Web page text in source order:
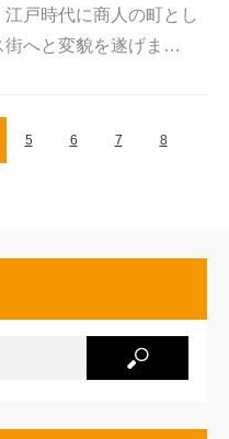
戸時代に商人の町とし
街へと変貌を遂げま…
5 6 7 8